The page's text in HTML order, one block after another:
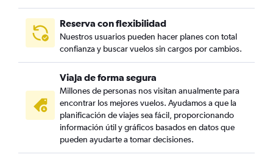
Reserva con flexibilidad
Nuestros usuarios pueden hacer planes con total
confianza y buscar vuelos sin cargos por cambios.
Viaja de forma segura
Millones de personas nos visitan anualmente para
encontrar los mejores vuelos. Ayudamos a que la
planificación de viajes sea fácil, proporcionando
información útil y gráficos basados en datos que
pueden ayudarte a tomar decisiones.